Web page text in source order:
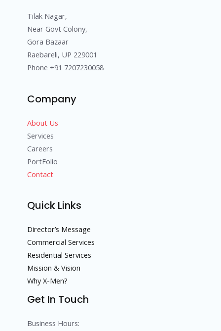
Tilak Nagar,
Near Govt Colony,
Gora Bazaar
Raebareli, UP 229001
Phone +91 7207230058
Company
About Us
Services
Careers
PortFolio
Contact
Quick Links
Director’s Message
Commercial Services
Residential Services
Mission & Vision
Why X-Men?
Get In Touch
Business Hours: